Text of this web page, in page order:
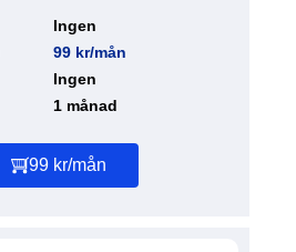
Ingen
99 kr/mån
Ingen
1 månad
99 kr/mån